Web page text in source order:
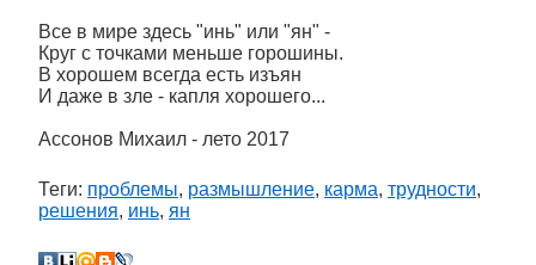
Все в мире здесь "инь" или "ян" -
Круг с точками меньше горошины.
В хорошем всегда есть изъян
И даже в зле - капля хорошего...
Ассонов Михаил - лето 2017
Теги: проблемы, размышление, карма, трудности,
решения, инь, ян